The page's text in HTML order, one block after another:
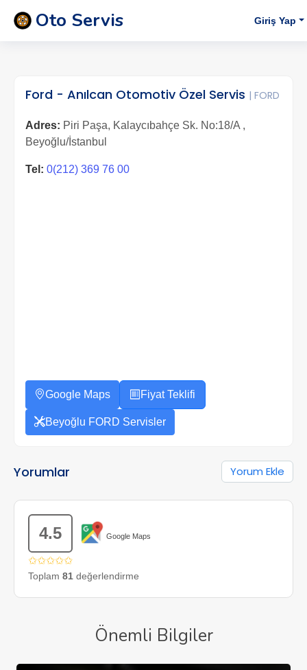
Oto Servis Giriş Yap
Ford - Anılcan Otomotiv Özel Servis | FORD
Adres: Piri Paşa, Kalaycıbahçe Sk. No:18/A ,
Beyoğlu/İstanbul
Tel: 0(212) 369 76 00
Google Maps Fiyat Teklifi
Beyoğlu FORD Servisler
Yorumlar Yorum Ekle
4.5 Google Maps
✩✩✩✩✩
Toplam 81 değerlendirme
Önemli Bilgiler